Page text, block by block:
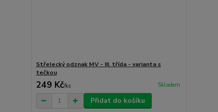
Střelecký odznak MV - III. třída - varianta s
tečkou
249 Kč/ks Skladem
Přidat do košíku